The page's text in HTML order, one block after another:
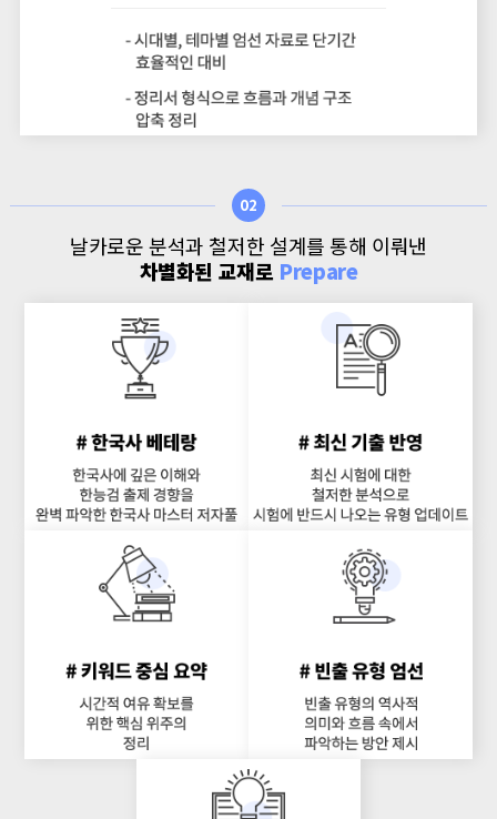
02
날카로운 분석과 철저한 설계를 통해 이뤄낸
차별화된 교재로 Prepare